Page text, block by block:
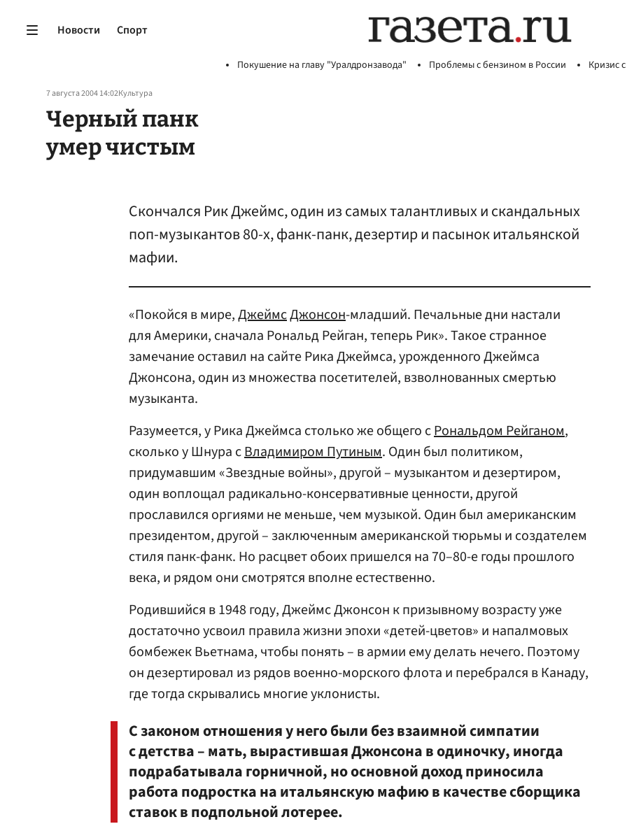
Новости Спорт
Покушение на главу "Уралдронзавода" Проблемы с бензином в России Кризис
7 августа 2004 14:02Культура
Черный панк
умер чистым
Скончался Рик Джеймс, один из самых талантливых и скандальных
поп-музыкантов 80-х, фанк-панк, дезертир и пасынок итальянской
мафии.
«Покойся в мире,ДжеймсДжонсон-младший. Печальные дни настали
для Америки, сначала Рональд Рейган, теперь Рик». Такое странное
замечание оставил на сайте Рика Джеймса, урожденного Джеймса
Джонсона, один из множества посетителей, взволнованных смертью
музыканта.
Разумеется, у Рика Джеймса столько же общего сРональдом Рейганом,
сколько у Шнура сВладимиром Путиным. Один был политиком,
придумавшим «Звездные войны», другой – музыкантом и дезертиром,
один воплощал радикально-консервативные ценности, другой
прославился оргиями не меньше, чем музыкой. Один был американским
президентом, другой – заключенным американской тюрьмы и создателем
стиля панк-фанк. Но расцвет обоих пришелся на 70–80-е годы прошлого
века, и рядом они смотрятся вполне естественно.
Родившийся в 1948 году, Джеймс Джонсон к призывному возрасту уже
достаточно усвоил правила жизни эпохи «детей-цветов» и напалмовых
бомбежек Вьетнама, чтобы понять – в армии ему делать нечего. Поэтому
он дезертировал из рядов военно-морского флота и перебрался в Канаду,
где тогда скрывались многие уклонисты.
С законом отношения у него были без взаимной симпатии
с детства – мать, вырастившая Джонсона в одиночку, иногда
подрабатывала горничной, но основной доход приносила
работа подростка на итальянскую мафию в качестве сборщика
ставок в подпольной лотерее.